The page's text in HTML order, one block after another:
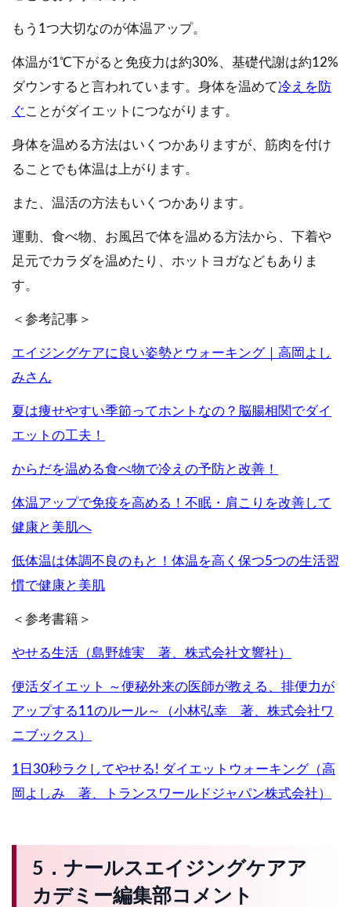
もう1つ大切なのが体温アップ。
体温が1℃下がると免疫力は約30%、基礎代謝は約12%
ダウンすると言われています。身体を温めて冷えを防
ぐことがダイエットにつながります。
身体を温める方法はいくつかありますが、筋肉を付け
ることでも体温は上がります。
また、温活の方法もいくつかあります。
運動、食べ物、お風呂で体を温める方法から、下着や
足元でカラダを温めたり、ホットヨガなどもありま
す。
＜参考記事＞
エイジングケアに良い姿勢とウォーキング｜高岡よし
みさん
夏は痩せやすい季節ってホントなの？脳腸相関でダイ
エットの工夫！
からだを温める食べ物で冷えの予防と改善！
体温アップで免疫を高める！不眠・肩こりを改善して
健康と美肌へ
低体温は体調不良のもと！体温を高く保つ5つの生活習
慣で健康と美肌
＜参考書籍＞
やせる生活（島野雄実 著、株式会社文響社）
便活ダイエット
～便秘外来の医師が教える、排便力が
アップする11のルール～（小林弘幸 著、株式会社ワ
ニブックス）
1 日30秒ラクしてやせる! ダイエットウォーキング（高
岡よしみ 著、トランスワールドジャパン株式会社）
5．ナールスエイジングケアア
カデミー編集部コメント